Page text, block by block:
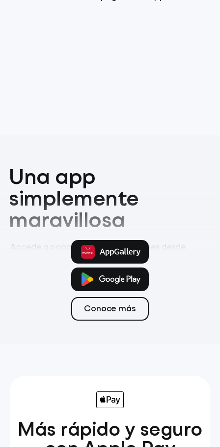
Una app
simplemente
maravillosa
Accede a pagos, ahorro e inversiones desde
Tarjeta Transferencias
Conoce más
Más rápido y seguro